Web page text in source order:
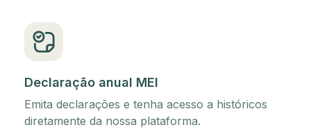
Declaração anual MEI
Emita declarações e tenha acesso a históricos
diretamente da nossa plataforma.